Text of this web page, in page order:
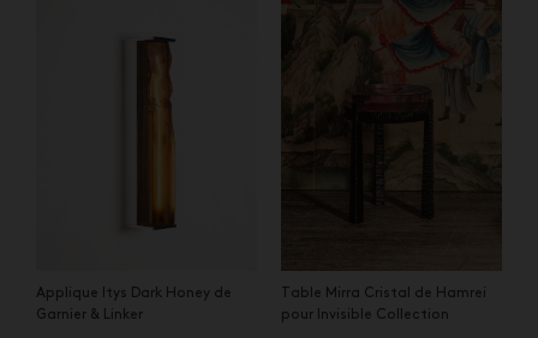
Applique Itys Dark Honey de
Garnier & Linker
Table Mirra Cristal de Hamrei
pour Invisible Collection